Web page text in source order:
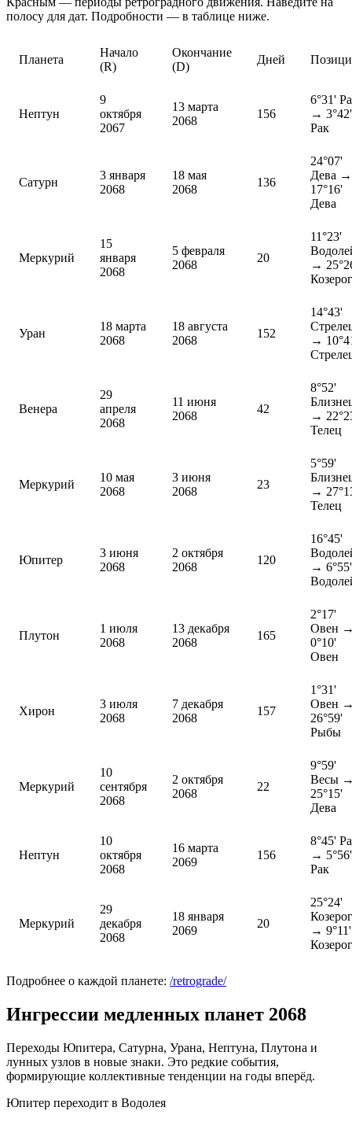
полосу для дат. Подробности — в таблице ниже.
Планета
Начало
(R)
Окончание
(D)
Дней
Нептун
9
октября
2067
13 марта
2068
156
6°31'
→ 3°42'
Рак
Сатурн
3 января
2068
18 мая
2068
136
24°07'
Дева →
17°16'
Дева
Меркурий
15
января
2068
5 февраля
2068
20
11°23'
→
Козерог
Уран
18 марта
2068
18 августа
2068
152
14°43'
→
Венера
29
апреля
2068
11 июня
2068
42
8°52'
→
Телец
Меркурий
10 мая
2068
3 июня
2068
23
5°59'
→
Телец
Юпитер
3 июня
2068
2 октября
2068
120
16°45'
→ 6°55'
Плутон
1 июля
2068
13 декабря
2068
165
2°17'
Овен
0°10'
Овен
Хирон
3 июля
2068
7 декабря
2068
157
1°31'
Овен
26°59'
Рыбы
Меркурий
10
сентября
2068
2 октября
2068
22
9°59'
Весы
25°15'
Дева
Нептун
10
октября
2068
16 марта
2069
156
8°45'
→ 5°56'
Рак
Меркурий
29
декабря
2068
18 января
2069
20
25°24'
Козерог
→ 9°11'
Козерог
Подробнее о каждой планете: /retrograde/
Ингрессии медленных планет 2068
Переходы Юпитера, Сатурна, Урана, Нептуна, Плутона и
лунных узлов в новые знаки. Это редкие события,
формирующие коллективные тенденции на годы вперёд.
Юпитер переходит в Водолея